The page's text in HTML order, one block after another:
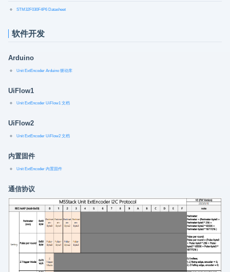
STM32F030F4P6 Datasheet
软件开发
Arduino
Unit ExtEncoder Arduino 驱动库
UiFlow1
Unit ExtEncoder UiFlow1 文档
UiFlow2
Unit ExtEncoder UiFlow2 文档
内置固件
Unit ExtEncoder 内置固件
通信协议